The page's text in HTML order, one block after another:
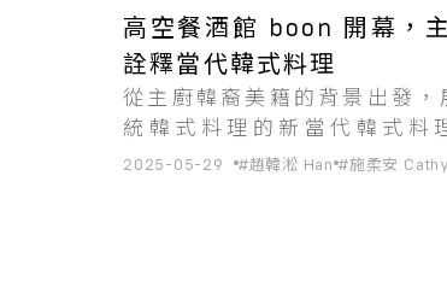
高空餐酒館 boon 開幕，
詮釋當代韓式料理
從主廚韓裔美籍的背景出發，
統韓式料理的新當代韓式料
日、夜劃分兩份菜單，體現韓
2025-05-29 #趙韓淞 Han #施柔安 Cathy